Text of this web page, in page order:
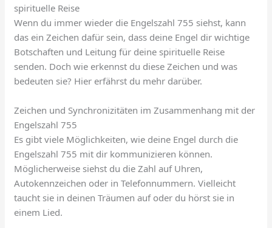
spirituelle Reise
Wenn du immer wieder die Engelszahl 755 siehst, kann
das ein Zeichen dafür sein, dass deine Engel dir wichtige
Botschaften und Leitung für deine spirituelle Reise
senden. Doch wie erkennst du diese Zeichen und was
bedeuten sie? Hier erfährst du mehr darüber.
Zeichen und Synchronizitäten im Zusammenhang mit der
Engelszahl 755
Es gibt viele Möglichkeiten, wie deine Engel durch die
Engelszahl 755 mit dir kommunizieren können.
Möglicherweise siehst du die Zahl auf Uhren,
Autokennzeichen oder in Telefonnummern. Vielleicht
taucht sie in deinen Träumen auf oder du hörst sie in
einem Lied.